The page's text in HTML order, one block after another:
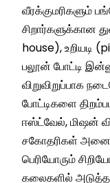
வீரக்குமரிகளும்
சிறார்களுக்கான
house), உறியடி
பலூன் போட்டி
விறுவிறுப்பாக
போட்டிகளை
ஈஸ்ட்வேல், மிஷன்
சகோதரிகள்
பெரியோரும்
கலைகளில்